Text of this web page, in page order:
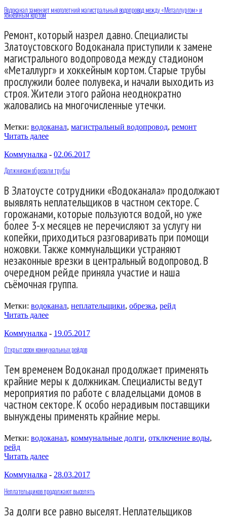
Водоканал заменяет многолетний магистральный водопровод между «Металлургом» и
хоккейным кортом
Ремонт, который назрел давно. Специалисты
Златоустовского Водоканала приступили к замене
магистрального водопровода между стадионом
«Металлург» и хоккейным кортом. Старые трубы
прослужили более полувека, и начали выходить из
строя. Жители этого района неоднократно
жаловались на многочисленные утечки.
Метки: водоканал, магистральный водопровод, ремонт
Читать далее
Коммуналка - 02.06.2017
Должникам обрезали трубы
В Златоусте сотрудники «Водоканала» продолжают
выявлять неплательщиков в частном секторе. С
горожанами, которые пользуются водой, но уже
более 3-х месяцев не перечисляют за услугу ни
копейки, приходиться разговаривать при помощи
ножовки. Также коммунальщики устраняют
незаконные врезки в центральный водопровод. В
очередном рейде приняла участие и наша
съёмочная группа.
Метки: водоканал, неплательщики, обрезка, рейд
Читать далее
Коммуналка - 19.05.2017
Открыт сезон коммунальных рейдов
Тем временем Водоканал продолжает применять
крайние меры к должникам. Специалисты ведут
мероприятия по работе с владельцами домов в
частном секторе. К особо нерадивым поставщики
вынуждены применять крайние меры.
Метки: водоканал, коммунальные долги, отключение воды,
рейд
Читать далее
Коммуналка - 28.03.2017
Неплательщиков продолжают выселять
За долги все равно выселят. Неплательщиков